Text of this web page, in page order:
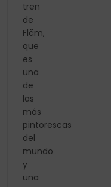
tren
de
Flåm,
que
es
una
de
las
más
pintorescas
del
mundo
y
una